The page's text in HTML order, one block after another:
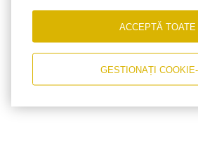
ACCEPTĂ TOATE
GESTIONAȚI